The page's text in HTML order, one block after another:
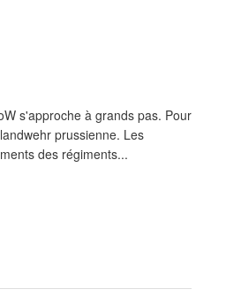
s'approche à grands pas. Pour
prussienne. Les
des régiments...